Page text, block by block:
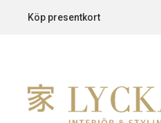
Köp presentkort